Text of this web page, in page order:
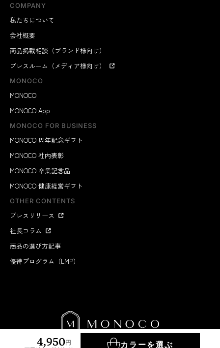
4,950円 カラーを選ぶ
COMPANY
私たちについて
会社概要
商品掲載相談（ブランド様向け）
プレスルーム（メディア様向け）
MONOCO
MONOCO
MONOCO App
MONOCO FOR BUSINESS
MONOCO 周年記念ギフト
MONOCO 社内表彰
MONOCO 卒業記念品
MONOCO 健康経営ギフト
OTHER CONTENTS
プレスリリース
社長コラム
商品の選び方記事
優待プログラム（LMP）